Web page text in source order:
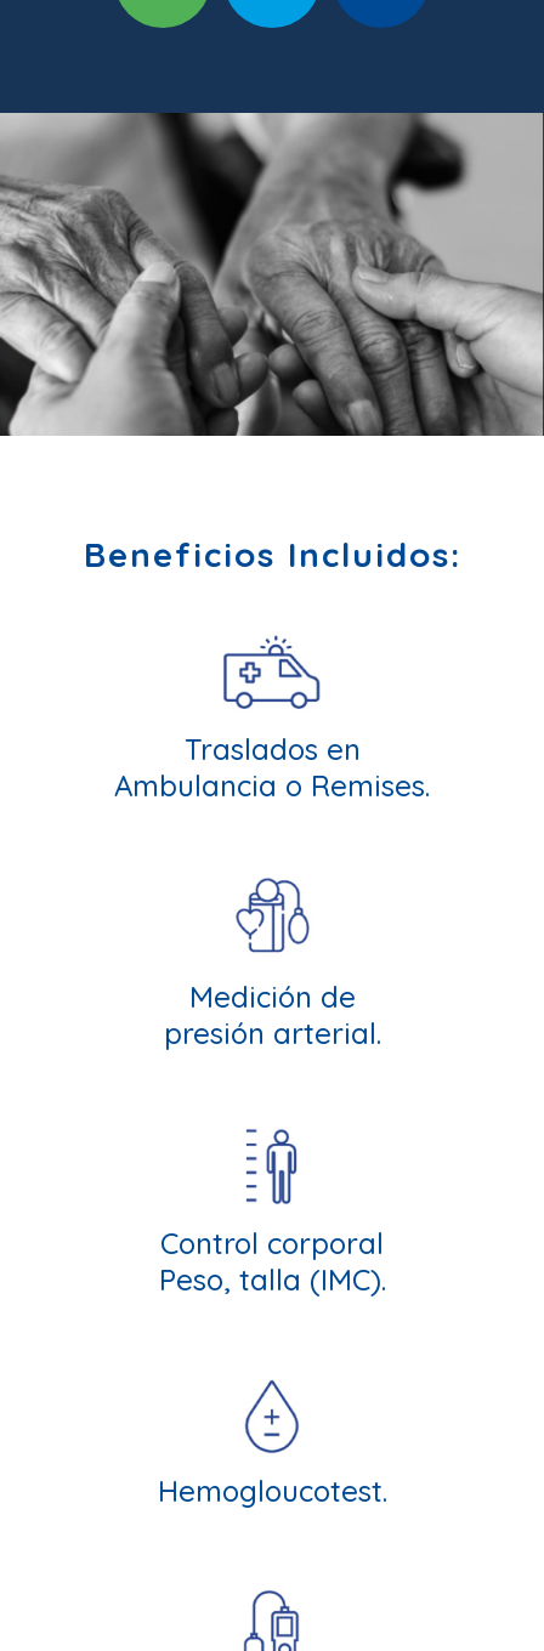
Beneficios Incluidos:
Traslados en
Ambulancia o Remises.
Medición de
presión arterial.
Control corporal
Peso, talla (IMC).
Hemogloucotest.